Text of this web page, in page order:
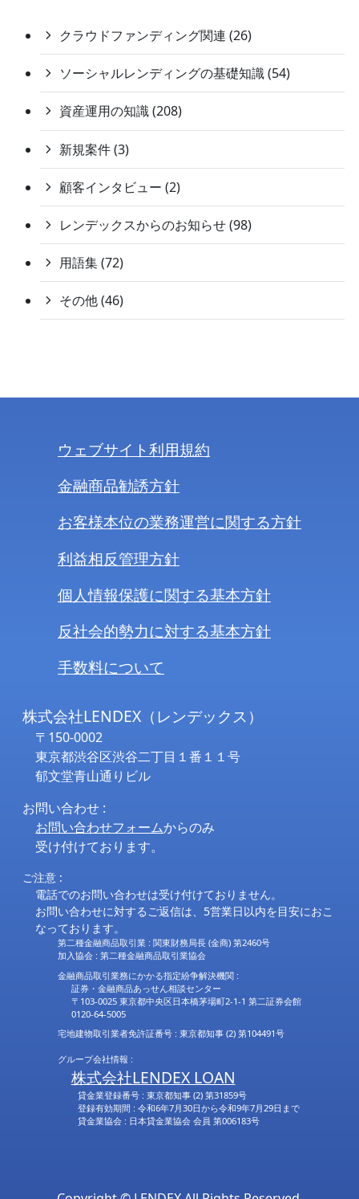
クラウドファンディング関連 (26)
ソーシャルレンディングの基礎知識 (54)
資産運用の知識 (208)
新規案件 (3)
顧客インタビュー (2)
レンデックスからのお知らせ (98)
用語集 (72)
その他 (46)
ウェブサイト利用規約
金融商品勧誘方針
お客様本位の業務運営に関する方針
利益相反管理方針
個人情報保護に関する基本方針
反社会的勢力に対する基本方針
手数料について
株式会社LENDEX（レンデックス）
〒150-0002
東京都渋谷区渋谷二丁目１番１１号
郁文堂青山通りビル
お問い合わせ :
お問い合わせフォームからのみ
受け付けております。
ご注意 :
電話でのお問い合わせは受け付けておりません。
お問い合わせに対するご返信は、5営業日以内を目安におこ
なっております。
第二種金融商品取引業 : 関東財務局長 (金商) 第2460号
加入協会 : 第二種金融商品取引業協会
金融商品取引業務にかかる指定紛争解決機関 :
証券・金融商品あっせん相談センター
〒103-0025 東京都中央区日本橋茅場町2-1-1 第二証券会館
0120-64-5005
宅地建物取引業者免許証番号 : 東京都知事 (2) 第104491号
グループ会社情報 :
株式会社LENDEX LOAN
貸金業登録番号 : 東京都知事 (2) 第31859号
登録有効期間 : 令和6年7月30日から令和9年7月29日まで
貸金業協会 : 日本貸金業協会 会員 第006183号